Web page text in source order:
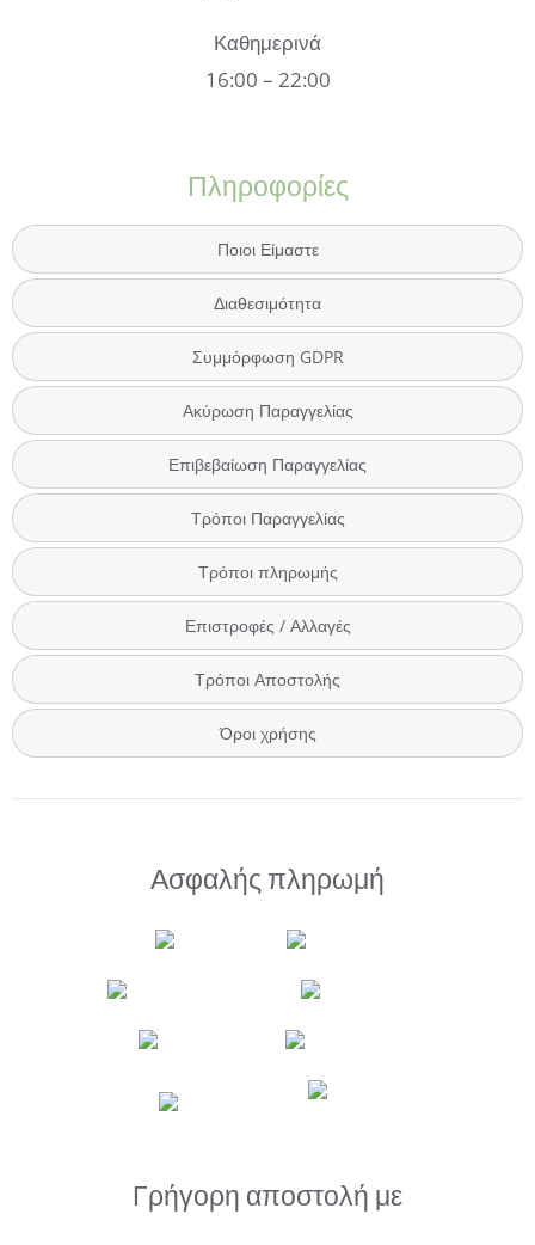
Καθημερινά
16:00 – 22:00
Πληροφορίες
Ποιοι Είμαστε
Διαθεσιμότητα
Συμμόρφωση GDPR
Ακύρωση Παραγγελίας
Επιβεβαίωση Παραγγελίας
Τρόποι Παραγγελίας
Τρόποι πληρωμής
Επιστροφές / Αλλαγές
Τρόποι Αποστολής
Όροι χρήσης
Ασφαλής πληρωμή
Γρήγορη αποστολή με